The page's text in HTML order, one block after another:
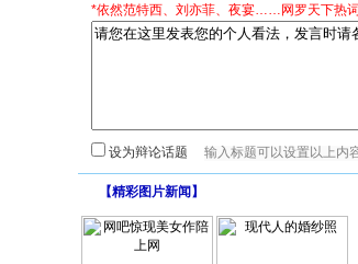
*依然范特西、刘亦菲、夜宴……网罗天下热词
设为辩论话题
【精彩图片新闻 】